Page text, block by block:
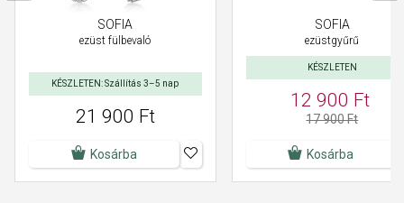
SOFIA
ezüst fülbevaló
KÉSZLETEN: Szállítás 3–5 nap
21 900 Ft
Kosárba
SOFIA
ezüstgyűrű
KÉSZLETEN
12 900 Ft
17 900 Ft
Kosárba